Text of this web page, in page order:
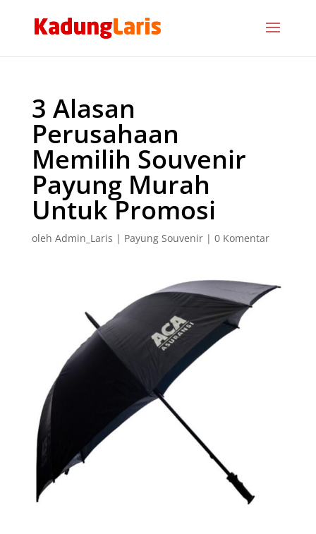
3 Alasan
Perusahaan
Memilih Souvenir
Payung Murah
Untuk Promosi
oleh Admin_Laris | Payung Souvenir| 0 Komentar